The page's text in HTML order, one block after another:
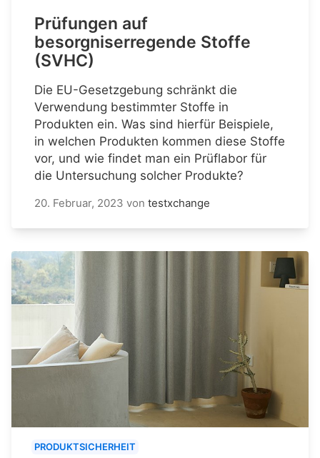
Prüfungen auf
besorgniserregende Stoffe
(SVHC)
Die EU-Gesetzgebung schränkt die
Verwendung bestimmter Stoffe in
Produkten ein. Was sind hierfür Beispiele,
in welchen Produkten kommen diese Stoffe
vor, und wie findet man ein Prüflabor für
die Untersuchung solcher Produkte?
20. Februar, 2023 von testxchange
PRODUKTSICHERHEIT